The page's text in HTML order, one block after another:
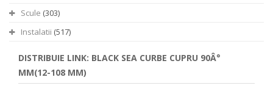
Scule (303)
Instalatii (517)
DISTRIBUIE LINK: BLACK SEA CURBE CUPRU 90Â°
MM(12-108 MM)